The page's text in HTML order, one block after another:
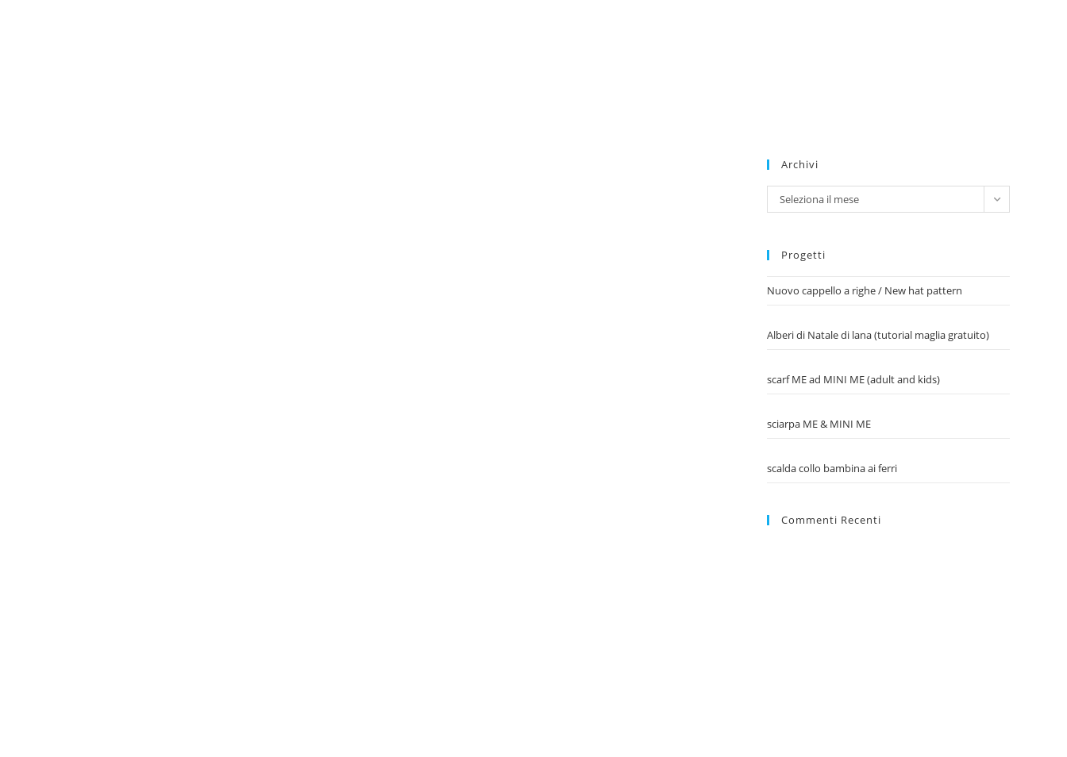
Archivi
Archivi
Seleziona il mese
Progetti
Nuovo cappello a righe / New hat pattern
Alberi di Natale di lana (tutorial maglia gratuito)
scarf ME ad MINI ME (adult and kids)
sciarpa ME & MINI ME
scalda collo bambina ai ferri
Commenti Recenti